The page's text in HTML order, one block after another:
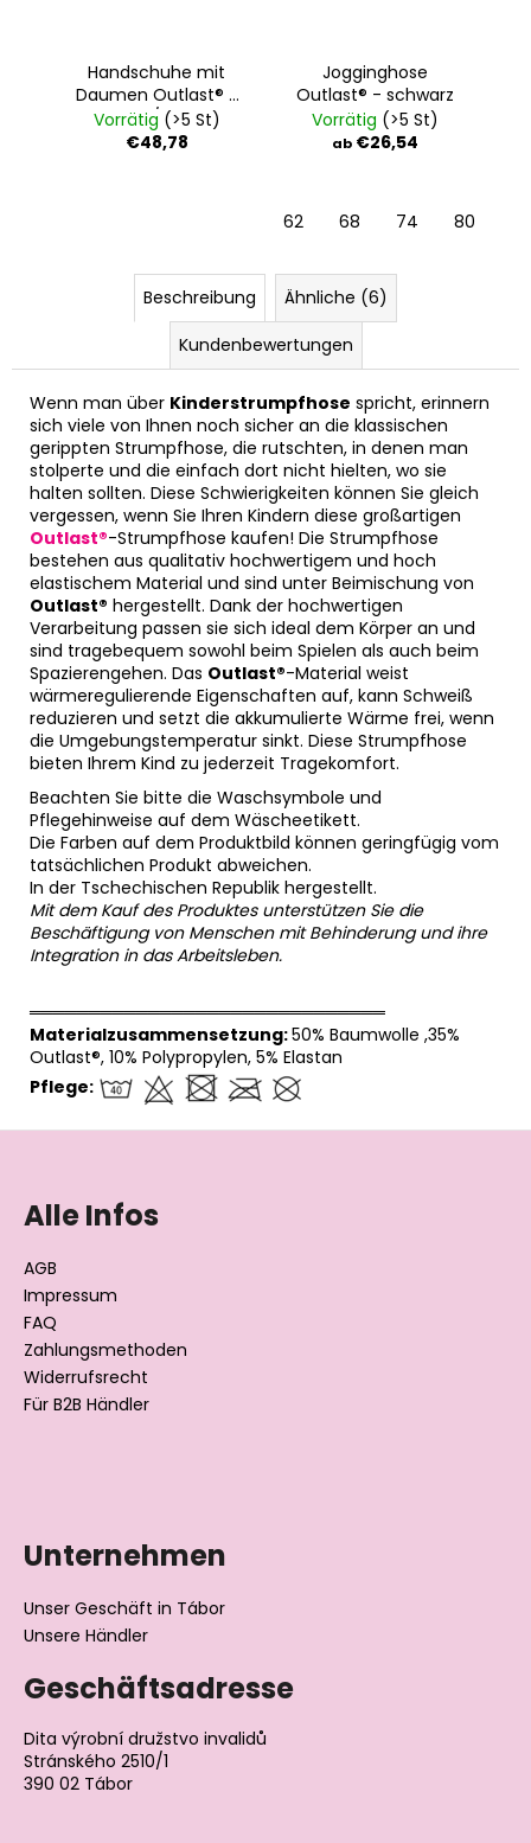
Handschuhe mit
Daumen Outlast® -
schwarz/Stickerei
grau
Vorrätig (>5 St)
€48,78
Jogginghose
Outlast® - schwarz
Vorrätig (>5 St)
ab€26,54
62 68 74 80
Beschreibung
Ähnliche (6)
Kundenbewertungen
Wenn man über Kinderstrumpfhose spricht, erinnern
sich viele von Ihnen noch sicher an die klassischen
gerippten Strumpfhose, die rutschten, in denen man
stolperte und die einfach dort nicht hielten, wo sie
halten sollten. Diese Schwierigkeiten können Sie gleich
vergessen, wenn Sie Ihren Kindern diese großartigen
Outlast®-Strumpfhose kaufen! Die Strumpfhose
bestehen aus qualitativ hochwertigem und hoch
elastischem Material und sind unter Beimischung von
Outlast® hergestellt. Dank der hochwertigen
Verarbeitung passen sie sich ideal dem Körper an und
sind tragebequem sowohl beim Spielen als auch beim
Spazierengehen. Das Outlast®-Material weist
wärmeregulierende Eigenschaften auf, kann Schweiß
reduzieren und setzt die akkumulierte Wärme frei, wenn
die Umgebungstemperatur sinkt. Diese Strumpfhose
bieten Ihrem Kind zu jederzeit Tragekomfort.
Beachten Sie bitte die Waschsymbole und
Pflegehinweise auf dem Wäscheetikett.
Die Farben auf dem Produktbild können geringfügig vom
tatsächlichen Produkt abweichen.
In der Tschechischen Republik hergestellt.
Mit dem Kauf des Produktes unterstützen Sie die
Beschäftigung von Menschen mit Behinderung und ihre
Integration in das Arbeitsleben.
══════════════════════════════
Materialzusammensetzung:50% Baumwolle ,35%
Outlast®, 10% Polypropylen, 5% Elastan
Pflege:
Alle Infos
AGB
Impressum
FAQ
Zahlungsmethoden
Widerrufsrecht
Für B2B Händler
Unternehmen
Unser Geschäft in Tábor
Unsere Händler
Geschäftsadresse
Dita výrobní družstvo invalidů
Stránského 2510/1
390 02 Tábor